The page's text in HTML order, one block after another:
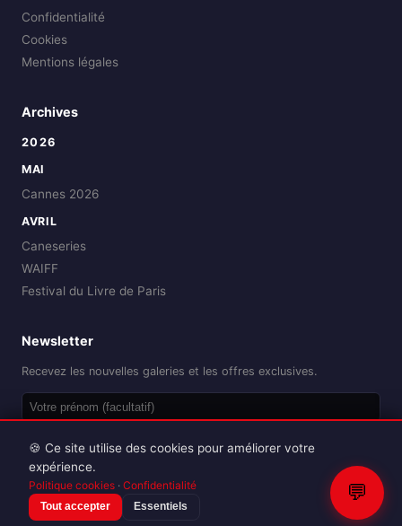
Confidentialité
Cookies
Mentions légales
Archives
2026
MAI
Cannes 2026
AVRIL
Caneseries
WAIFF
Festival du Livre de Paris
Newsletter
Recevez les nouvelles galeries et les offres exclusives.
Reproduction interdite sans autorisation.
💬
🍪 Ce site utilise des cookies pour améliorer votre
expérience.
Politique cookies · Confidentialité
Tout accepter Essentiels